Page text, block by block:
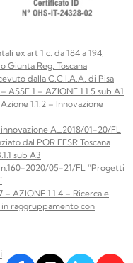
ex art 1 c. da 184 a 194,
Giunta Reg. Toscana
dalla C.C.I.A.A. di Pisa
ASSE 1 – AZIONE 1.1.5 sub A1
1.1.2 – Innovazione
A_2018/01-20/FL
dal POR FESR Toscana
sub A3
2020/05-21/FL “Progetti
– AZIONE 1.1.4 – Ricerca e
raggruppamento con